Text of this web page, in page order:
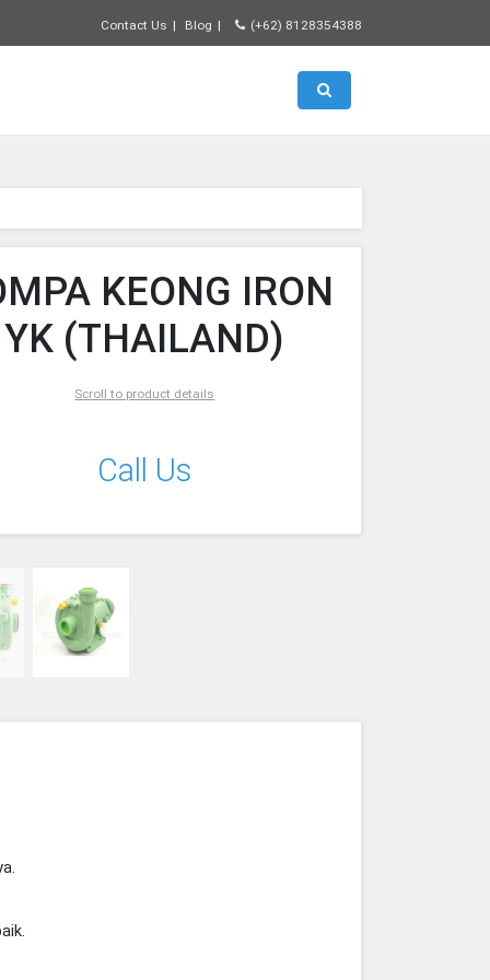
Contact Us Blog (+62) 8128354388
Toggle search
KEONG IRON
YK (THAILAND)
Scroll to product details
Call Us